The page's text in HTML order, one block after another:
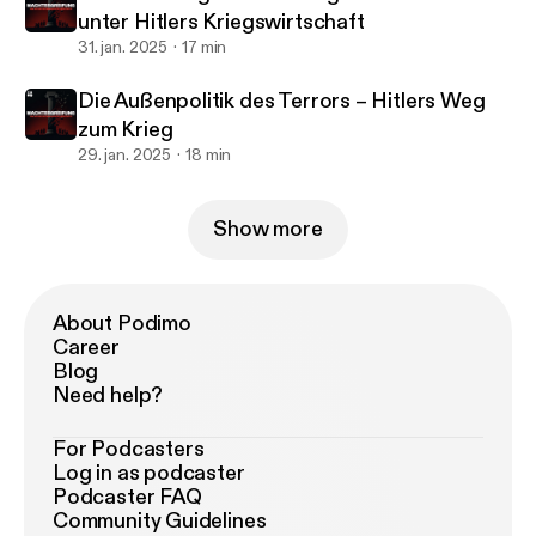
unter Hitlers Kriegswirtschaft
31. jan. 2025 17 min
Die Außenpolitik des Terrors – Hitlers Weg
zum Krieg
29. jan. 2025 18 min
Show more
About Podimo
Career
Blog
Need help?
For Podcasters
Log in as podcaster
Podcaster FAQ
Community Guidelines